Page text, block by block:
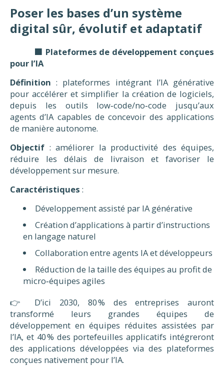
Poser les bases d’un système
digital sûr, évolutif et adaptatif
🟧 Plateformes de développement conçues
pour l’IA
Définition : plateformes intégrant l’IA générative
pour accélérer et simplifier la création de logiciels,
depuis les outils low‑code/no‑code jusqu’aux
agents d’IA capables de concevoir des applications
de manière autonome.
Objectif : améliorer la productivité des équipes,
réduire les délais de livraison et favoriser le
développement sur mesure.
Caractéristiques :
Développement assisté par IA générative
Création d’applications à partir d’instructions
en langage naturel
Collaboration entre agents IA et développeurs
Réduction de la taille des équipes au profit de
micro‑équipes agiles
👉 D’ici 2030, 80 % des entreprises auront
transformé leurs grandes équipes de
développement en équipes réduites assistées par
l’IA, et 40 % des portefeuilles applicatifs intégreront
des applications développées via des plateformes
conçues nativement pour l’IA.